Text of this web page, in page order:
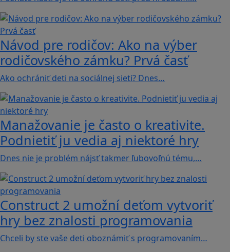
Návod pre rodičov: Ako na výber
rodičovského zámku? Prvá časť
Ako ochrániť deti na sociálnej sieti? Dnes…
Manažovanie je často o kreativite.
Podnietiť ju vedia aj niektoré hry
Dnes nie je problém nájsť takmer ľubovoľnú tému,…
Construct 2 umožní deťom vytvoriť
hry bez znalosti programovania
Chceli by ste vaše deti oboznámiť s programovaním…